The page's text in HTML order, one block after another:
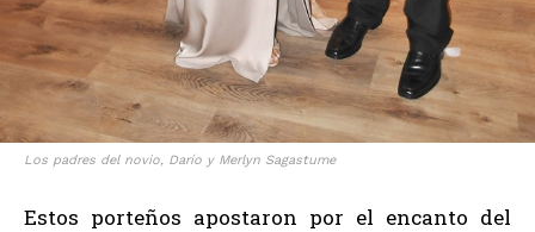
Los padres del novio, Darío y Merlyn Sagastume
Estos porteños apostaron por el encanto del